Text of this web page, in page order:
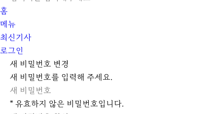
G
I
N
A
R
C
H
l
e
a
r
검
색
하
기
홈
메뉴
최신기사
로그인
새 비밀번호 변경
새 비밀번호를 입력해 주세요.
* 유효하지 않은 비밀번호입니다.